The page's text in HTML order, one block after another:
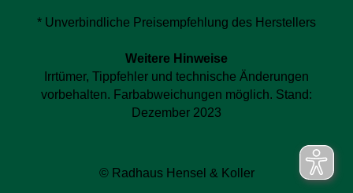
* Unverbindliche Preisempfehlung des Herstellers
Weitere Hinweise
Irrtümer, Tippfehler und technische Änderungen
vorbehalten. Farbabweichungen möglich. Stand:
Dezember 2023
© Radhaus Hensel & Koller